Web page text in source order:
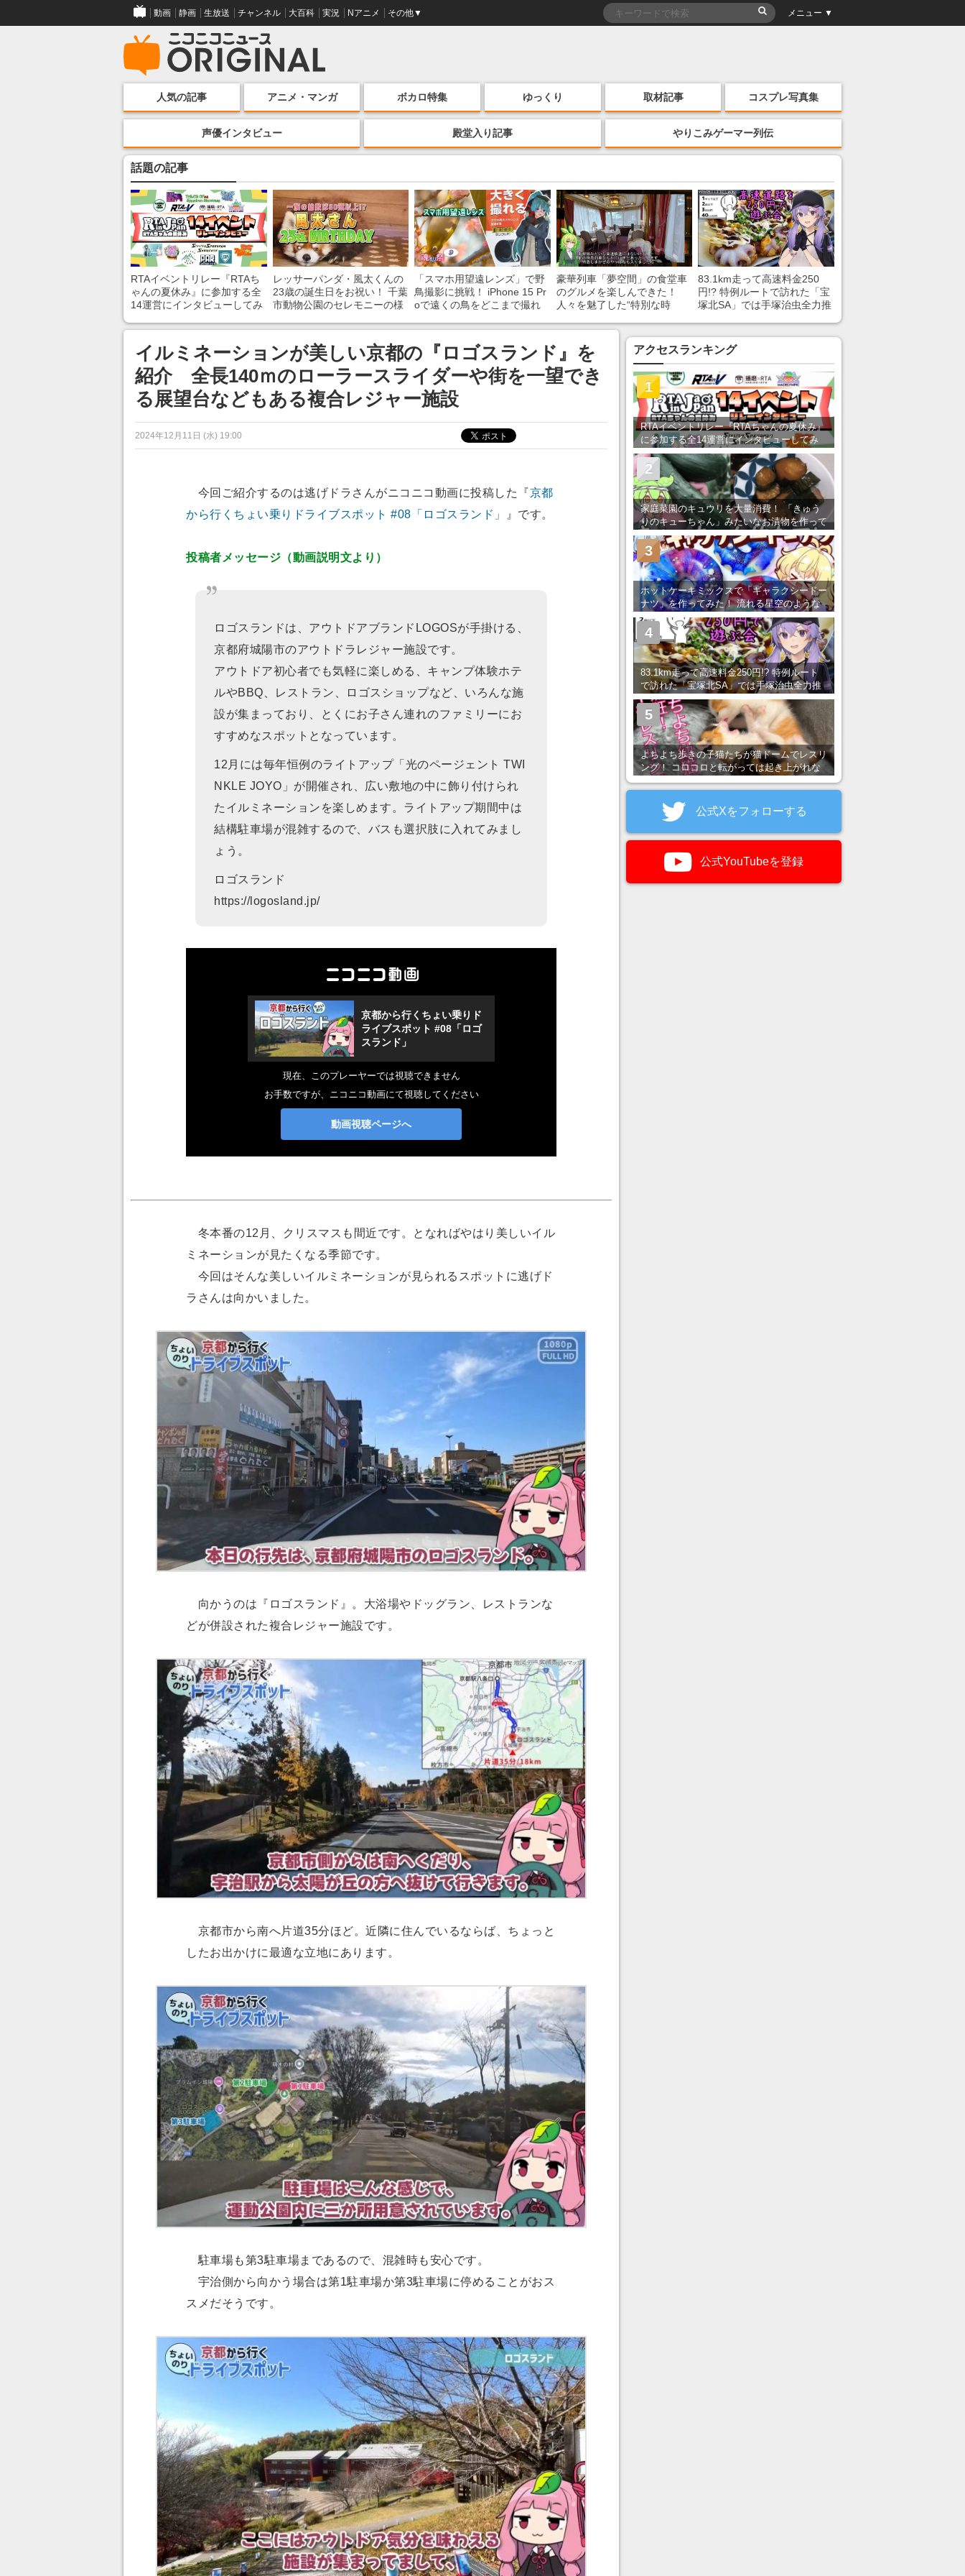
動画 静画 生放送 チャンネル 大百科 実況 Nアニメ その他▼ メニュー ▼
人気の記事 アニメ・マンガ ボカロ特集 ゆっくり 取材記事 コスプレ写真集
声優インタビュー 殿堂入り記事 やりこみゲーマー列伝
話題の記事
RTAイベントリレー『RTAち
ゃんの夏休み』に参加する全
14運営にインタビューしてみ
ンネルの貸し出しを利用し8/9
から1週間にわたって開催
レッサーパンダ・風太くんの
23歳の誕生日をお祝い！ 千葉
市動物公園のセレモニーの様
「スマホ用望遠レンズ」で野
鳥撮影に挑戦！ iPhone 15 Pr
oで遠くの鳥をどこまで撮れ
豪華列車「夢空間」の食堂車
のグルメを楽しんできた！
人々を魅了した“特別な時
あ」「行ってみたい」の声
83.1km走って高速料金250
円!? 特例ルートで訪れた「宝
塚北SA」では手塚治虫全力推
イルミネーションが美しい京都の『ロゴスランド』を
紹介 全長140ｍのローラースライダーや街を一望でき
る展望台などもある複合レジャー施設
2024年12月11日 (水) 19:00
今回ご紹介するのは逃げドラさんがニコニコ動画に投稿した『京都
から行くちょい乗りドライブスポット #08「ロゴスランド」
』です。
投稿者メッセージ（動画説明文より）
ロゴスランドは、アウトドアブランドLOGOSが手掛ける、
京都府城陽市のアウトドラレジャー施設です。
アウトドア初心者でも気軽に楽しめる、キャンプ体験ホテ
ルやBBQ、レストラン、ロゴスショップなど、いろんな施
設が集まっており、とくにお子さん連れのファミリーにお
すすめなスポットとなっています。
12月には毎年恒例のライトアップ「光のページェント TWI
NKLE JOYO」が開催され、広い敷地の中に飾り付けられ
たイルミネーションを楽しめます。ライトアップ期間中は
結構駐車場が混雑するので、バスも選択肢に入れてみまし
ょう。
ロゴスランド
https://logosland.jp/
冬本番の12月、クリスマスも間近です。となればやはり美しいイル
ミネーションが見たくなる季節です。
今回はそんな美しいイルミネーションが見られるスポットに逃げド
ラさんは向かいました。
向かうのは『ロゴスランド』。大浴場やドッグラン、レストランな
どが併設された複合レジャー施設です。
京都市から南へ片道35分ほど。近隣に住んでいるならば、ちょっと
したお出かけに最適な立地にあります。
駐車場も第3駐車場まであるので、混雑時も安心です。
宇治側から向かう場合は第1駐車場か第3駐車場に停めることがおス
スメだそうです。
アクセスランキング
RTAイベントリレー『RTAちゃんの夏休み』
に参加する全14運営にインタビューしてみ
た！ 「RTA in Japan」のチャンネルの貸し
出しを利用し8/9から1週間にわたって開催
1
家庭菜園のキュウリを大量消費！ 「きゅう
りのキューちゃん」みたいなお漬物を作って
みた
2
ホットケーキミックスで「ギャラクシードー
ナツ」を作ってみた！ 流れる星空のような
レンチン・レシピを紹介
3
83.1km走って高速料金250円!? 特例ルート
で訪れた「宝塚北SA」では手塚治虫全力推
し＆関西グルメが楽しめる！
4
よちよち歩きの子猫たちが猫ドームでレスリ
ング！ コロコロと転がっては起き上がれな
5
公式Xをフォローする
公式YouTubeを登録